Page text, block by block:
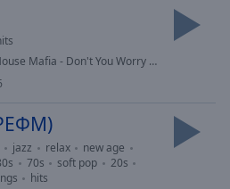
Mafia - Don't You Worry Child
jazz relax
new age
70s soft pop
20s
hits